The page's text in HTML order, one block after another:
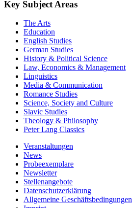
Key Subject Areas
The Arts
Education
English Studies
German Studies
History & Political Science
Law, Economics & Management
Linguistics
Media & Communication
Romance Studies
Science, Society and Culture
Slavic Studies
Theology & Philosophy
Peter Lang Classics
Veranstaltungen
News
Probeexemplare
Newsletter
Stellenangebote
Datenschutzerklärung
Allgemeine Geschäftsbedingungen